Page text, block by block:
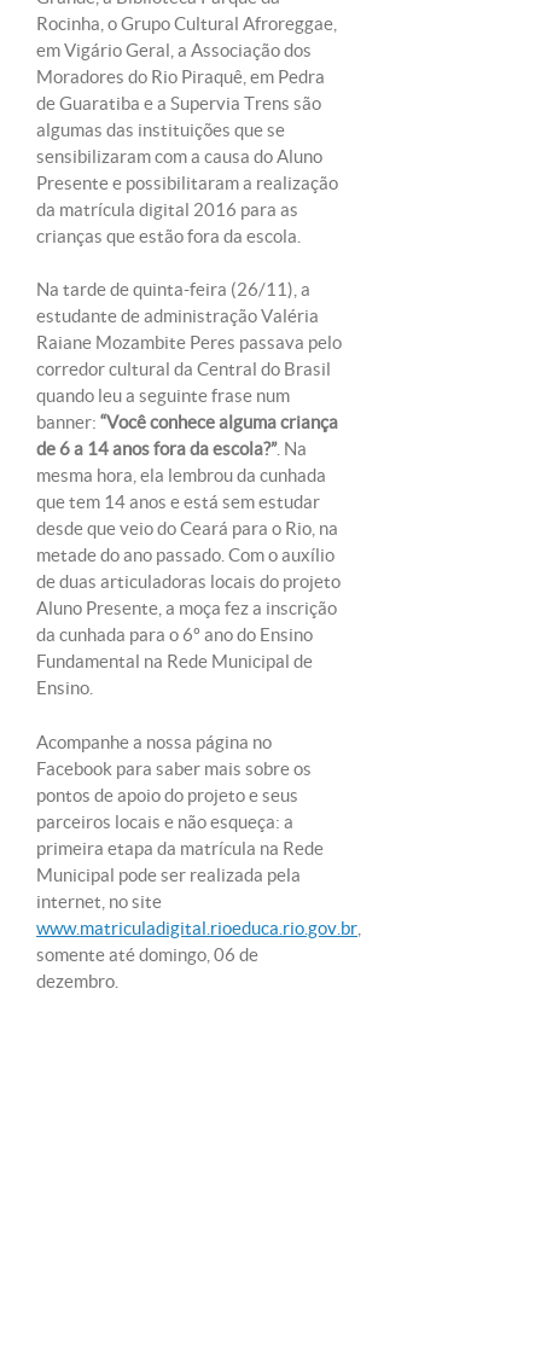
Rocinha, o Grupo Cultural Afroreggae,
em Vigário Geral, a Associação dos
Moradores do Rio Piraquê, em Pedra
de Guaratiba e a Supervia Trens são
algumas das instituições que se
sensibilizaram com a causa do Aluno
Presente e possibilitaram a realização
da matrícula digital 2016 para as
crianças que estão fora da escola.
Na tarde de quinta-feira (26/11), a
estudante de administração Valéria
Raiane Mozambite Peres passava pelo
corredor cultural da Central do Brasil
quando leu a seguinte frase num
banner: “Você conhece alguma criança
de 6 a 14 anos fora da escola?”. Na
mesma hora, ela lembrou da cunhada
que tem 14 anos e está sem estudar
desde que veio do Ceará para o Rio, na
metade do ano passado. Com o auxílio
de duas articuladoras locais do projeto
Aluno Presente, a moça fez a inscrição
da cunhada para o 6º ano do Ensino
Fundamental na Rede Municipal de
Ensino.
Acompanhe a nossa página no
Facebook para saber mais sobre os
pontos de apoio do projeto e seus
parceiros locais e não esqueça: a
primeira etapa da matrícula na Rede
Municipal pode ser realizada pela
internet, no site
www.matriculadigital.rioeduca.rio.gov.br
somente até domingo, 06 de
dezembro.